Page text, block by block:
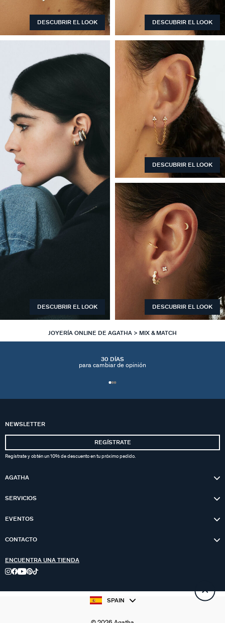
DESCUBRIR EL LOOK
DESCUBRIR EL LOOK
DESCUBRIR EL LOOK
DESCUBRIR EL LOOK DESCUBRIR EL LOOK
JOYERÍA ONLINE DE AGATHA MIX & MATCH
30 DÍAS
para cambiar de opinión
NEWSLETTER
REGÍSTRATE
Regístrate y obtén un 10% de descuento en tu próximo pedido.
AGATHA
SERVICIOS
EVENTOS
CONTACTO
ENCUENTRA UNA TIENDA
SPAIN